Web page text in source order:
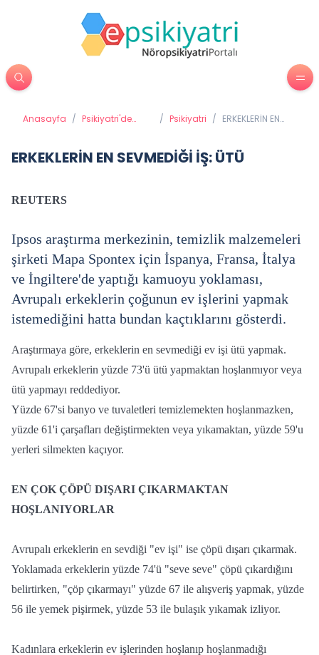
Anasayfa / Psikiyatri'de
/ Psikiyatri / ERKEKLERİN EN
ERKEKLERİN EN SEVMEDİĞİ İŞ: ÜTÜ
REUTERS
Ipsos araştırma merkezinin, temizlik malzemeleri
şirketi Mapa Spontex için İspanya, Fransa, İtalya
ve İngiltere'de yaptığı kamuoyu yoklaması,
Avrupalı erkeklerin çoğunun ev işlerini yapmak
istemediğini hatta bundan kaçtıklarını gösterdi.
Araştırmaya göre, erkeklerin en sevmediği ev işi ütü yapmak.
Avrupalı erkeklerin yüzde 73'ü ütü yapmaktan hoşlanmıyor veya
ütü yapmayı reddediyor.
Yüzde 67'si banyo ve tuvaletleri temizlemekten hoşlanmazken,
yüzde 61'i çarşafları değiştirmekten veya yıkamaktan, yüzde 59'u
yerleri silmekten kaçıyor.
EN ÇOK ÇÖPÜ DIŞARI ÇIKARMAKTAN
HOŞLANIYORLAR
Avrupalı erkeklerin en sevdiği "ev işi" ise çöpü dışarı çıkarmak.
Yoklamada erkeklerin yüzde 74'ü "seve seve" çöpü çıkardığını
belirtirken, "çöp çıkarmayı" yüzde 67 ile alışveriş yapmak, yüzde
56 ile yemek pişirmek, yüzde 53 ile bulaşık yıkamak izliyor.
Kadınlara erkeklerin ev işlerinden hoşlanıp hoşlanmadığı